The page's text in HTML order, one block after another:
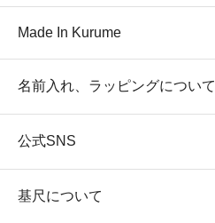
Made In Kurume
名前入れ、ラッピングについて
公式SNS
基尺について